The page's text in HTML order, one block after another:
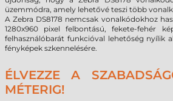
üzemmódra, amely lehetővé teszi több
A Zebra DS8178 nemcsak vonalkódokhoz
1280x960 pixel felbontású, fekete-fehér
felhasználóbarát funkcióval lehetőség nyílik
fényképek szkennelésére.
ÉLVEZZE A
MÉTERIG!